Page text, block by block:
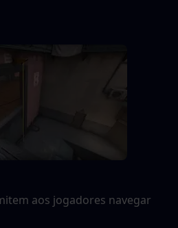
aos jogadores navegar